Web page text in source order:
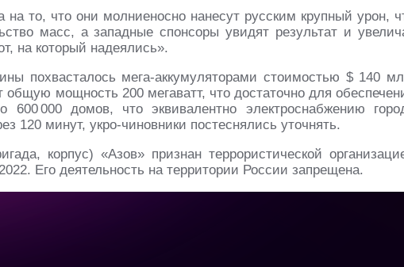
то, что они молниеносно нанесут русским крупный урон,
масс, а западные спонсоры увидят результат и
на который надеялись».
похвасталось мега-аккумуляторами стоимостью $ 140
мощность 200 мегаватт, что достаточно для
000 домов, что эквивалентно электроснабжению
120 минут, укро-чиновники постеснялись уточнять.
корпус) «Азов» признан террористической
. Его деятельность на территории России запрещена.